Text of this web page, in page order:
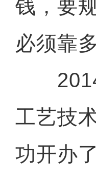
钱，要
必须靠
2014
工艺技
功开办